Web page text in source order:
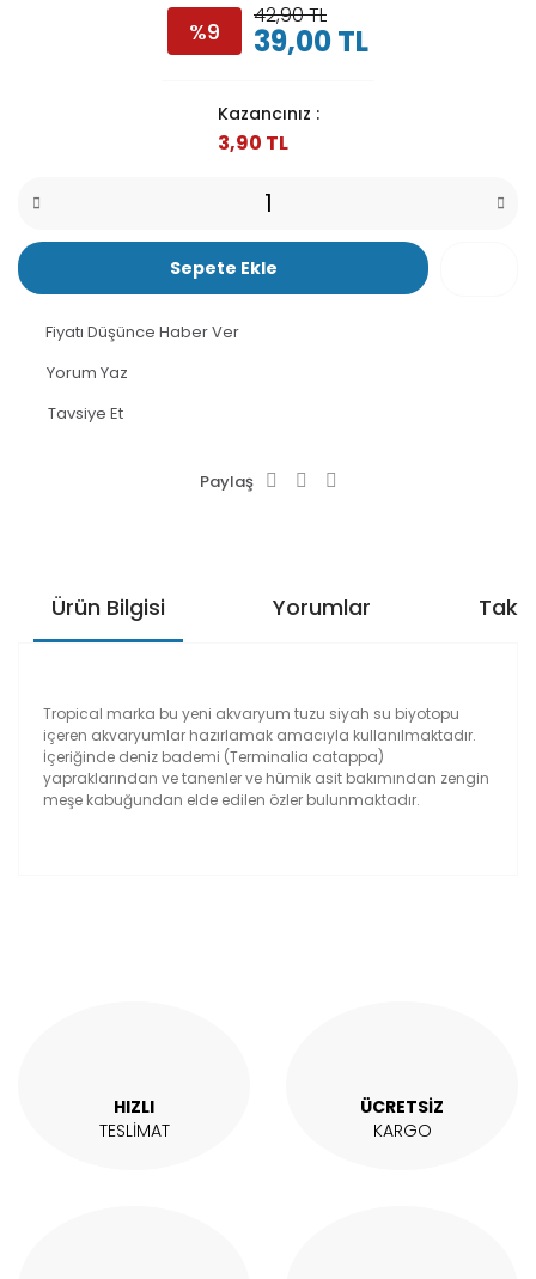
%9
42,90 TL
39,00 TL
Kazancınız :
3,90 TL
Sepete Ekle
Fiyatı Düşünce Haber Ver
Yorum Yaz
Tavsiye Et
Paylaş
Ürün Bilgisi Yorumlar
Tropical marka bu yeni akvaryum tuzu siyah su biyotopu
içeren akvaryumlar hazırlamak amacıyla kullanılmaktadır.
İçeriğinde deniz bademi (Terminalia catappa)
yapraklarından ve tanenler ve hümik asit bakımından zengin
meşe kabuğundan elde edilen özler bulunmaktadır.
Bu ürüne benzer farklı alternatifler olmalı.
HIZLI
TESLİMAT
ÜCRETSİZ
KARGO